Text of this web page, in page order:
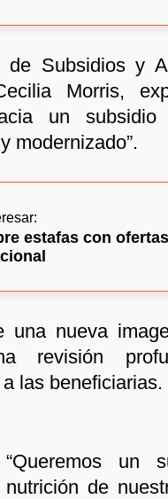
de Subsidios y
Morris,
un subsidio
modernizado”.
estafas con
una nueva
revisión
las beneficiarias.
“Queremos un
nutrición de